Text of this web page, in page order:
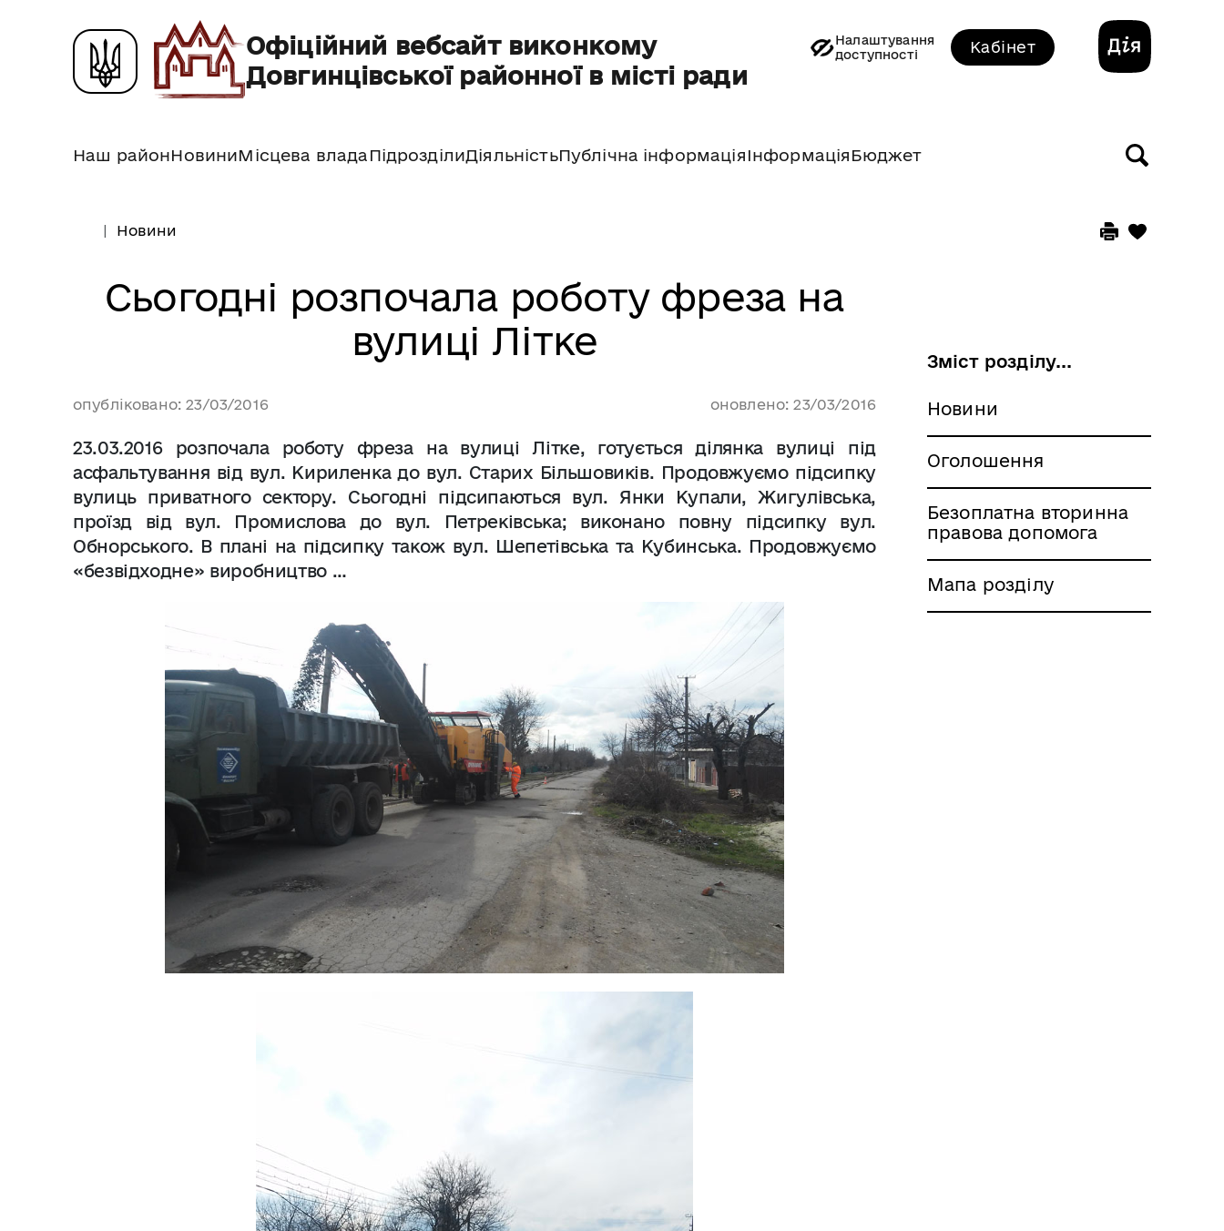
Офіційний вебсайт виконкому
Довгинцівської районної в місті ради
Налаштування
доступності
Кабінет
Наш районНовиниМісцева влада ПідрозділиДіяльністьПублічна інформація Інформація Бюджет
Новини
Сьогодні розпочала роботу фреза на
вулиці Літке
опубліковано: 23/03/2016 оновлено: 23/03/2016
23.03.2016 розпочала роботу фреза на вулиці Літке, готується ділянка вулиці під
асфальтування від вул. Кириленка до вул. Старих Більшовиків. Продовжуємо підсипку
вулиць приватного сектору. Сьогодні підсипаються вул. Янки Купали, Жигулівська,
проїзд від вул. Промислова до вул. Петреківська; виконано повну підсипку вул.
Обнорського. В плані на підсипку також вул. Шепетівська та Кубинська. Продовжуємо
«безвідходне» виробництво …
Зміст розділу...
Новини
Оголошення
Безоплатна вторинна
правова допомога
Мапа розділу